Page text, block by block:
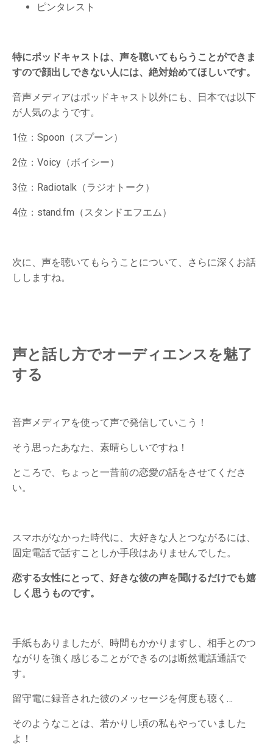
ピンタレスト
特にポッドキャストは、声を聴いてもらうことができま
すので顔出しできない人には、絶対始めてほしいです。
音声メディアはポッドキャスト以外にも、日本では以下
が人気のようです。
1位：Spoon（スプーン）
2位：Voicy（ボイシー）
3位：Radiotalk（ラジオトーク）
4位：stand.fm（スタンドエフエム）
次に、声を聴いてもらうことについて、さらに深くお話
ししますね。
声と話し方でオーディエンスを魅了
する
音声メディアを使って声で発信していこう！
そう思ったあなた、素晴らしいですね！
ところで、ちょっと一昔前の恋愛の話をさせてくださ
い。
スマホがなかった時代に、大好きな人とつながるには、
固定電話で話すことしか手段はありませんでした。
恋する女性にとって、好きな彼の声を聞けるだけでも嬉
しく思うものです。
手紙もありましたが、時間もかかりますし、相手とのつ
ながりを強く感じることができるのは断然電話通話で
す。
留守電に録音された彼のメッセージを何度も聴く…
そのようなことは、若かりし頃の私もやっていました
よ！